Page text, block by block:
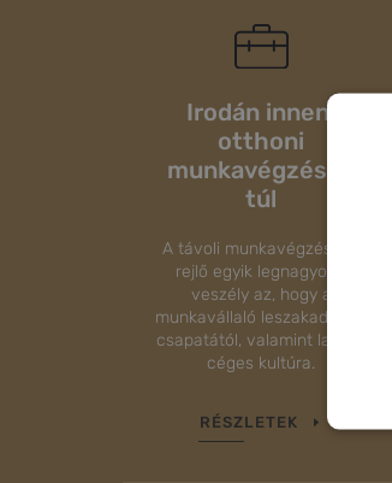
Irodán innen,
otthoni
munkavégzésen
túl
A távoli munkavégzésben
rejlő egyik legnagyobb
veszély az, hogy a
munkavállaló leszakadhat a
csapatától, valamint lazul a
céges kultúra.
RÉSZLETEK